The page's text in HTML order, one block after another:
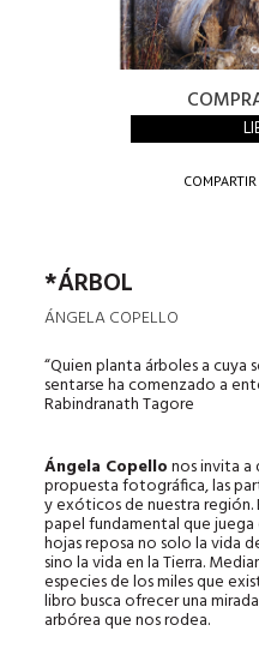
COMPARTIR
*ÁRBOL
ÁNGELA COPELLO
“Quien planta árboles a cuya
sentarse ha comenzado a
Rabindranath Tagore
Ángela Copellonos invita a
propuesta fotográfica, las
y exóticos de nuestra región.
papel fundamental que juega
hojas reposa no solo la vida
sino la vida en la Tierra.
especies de los miles que
libro busca ofrecer una
arbórea que nos rodea.